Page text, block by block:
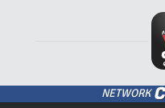
NETWORK